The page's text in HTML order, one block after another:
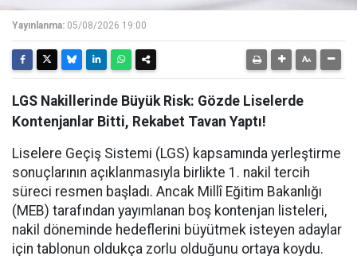
Yayınlanma: 05/08/2026 19:00
LGS Nakillerinde Büyük Risk: Gözde Liselerde
Kontenjanlar Bitti, Rekabet Tavan Yaptı!
Liselere Geçiş Sistemi (LGS) kapsamında yerleştirme
sonuçlarının açıklanmasıyla birlikte 1. nakil tercih
süreci resmen başladı. Ancak Millî Eğitim Bakanlığı
(MEB) tarafından yayımlanan boş kontenjan listeleri,
nakil döneminde hedeflerini büyütmek isteyen adaylar
için tablonun oldukça zorlu olduğunu ortaya koydu.